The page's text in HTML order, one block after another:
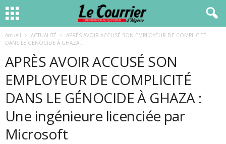
Accueil ACTUALITÉ
APRÈS AVOIR ACCUSÉ SON EMPLOYEUR DE COMPLICITÉ
DANS LE GÉNOCIDE À GHAZA...
APRÈS AVOIR ACCUSÉ SON
EMPLOYEUR DE COMPLICITÉ
DANS LE GÉNOCIDE À GHAZA :
Une ingénieure licenciée par
Microsoft